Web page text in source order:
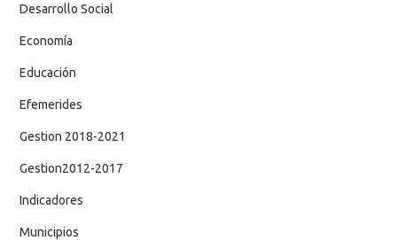
Desarrollo Social
Economía
Educación
Efemerides
Gestion 2018-2021
Gestion2012-2017
Indicadores
Municipios